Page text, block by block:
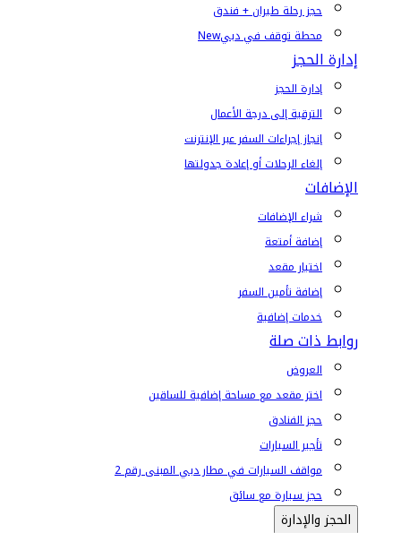
حجز رحلة طيران + فندق
محطة توقف في دبيNew
إدارة الحجز
إدارة الحجز
الترقية إلى درجة الأعمال
إنجاز إجراءات السفر عبر الإنترنت
إلغاء الرحلات أو إعادة جدولتها
الإضافات
شراء الإضافات
إضافة أمتعة
اختيار مقعد
إضافة تأمين السفر
خدمات إضافية
روابط ذات صلة
العروض
اختر مقعد مع مساحة إضافية للساقين
حجز الفنادق
تأجير السيارات
مواقف السيارات في مطار دبي المبنى رقم 2
حجز سيارة مع سائق
الحجز والإدارة